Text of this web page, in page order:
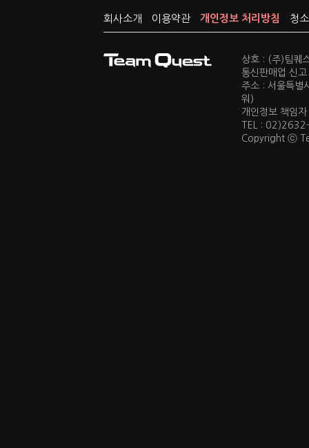
회사소개 이용약관 개인정보 처리방침 청
상호 : (주)팀퀘
통신판매업 신
주소 : 서울특
워)
개인정보 책
TEL :
Copyright ⓒ